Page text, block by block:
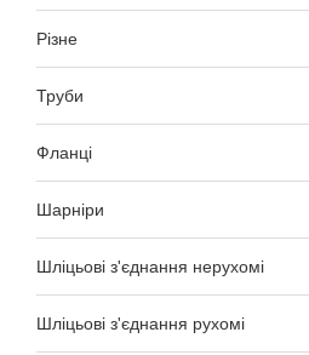
Різне
Труби
Фланці
Шарніри
Шліцьові з'єднання нерухомі
Шліцьові з'єднання рухомі